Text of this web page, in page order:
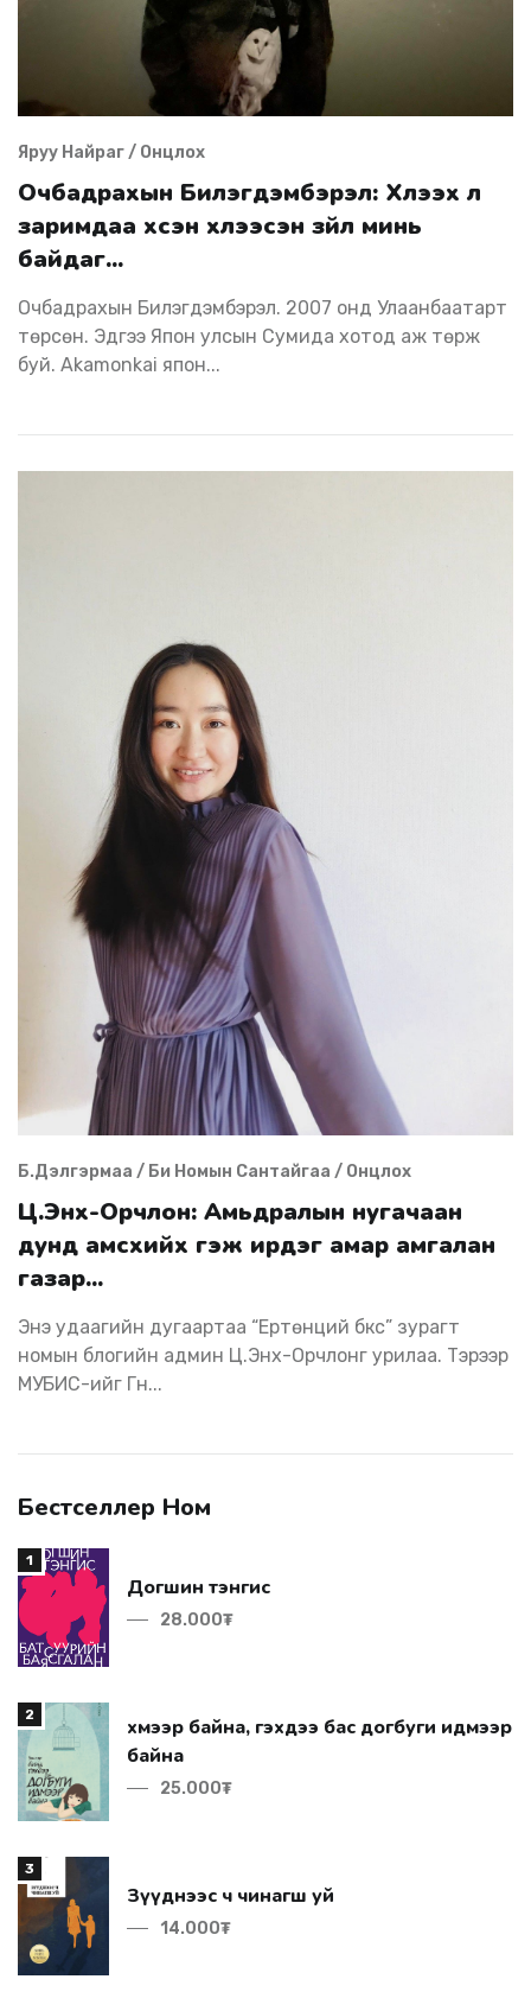
Яруу Найраг / Онцлох
Очбадрахын Билэгдэмбэрэл: Хүлээх л
заримдаа хүсэн хүлээсэн зүйл минь
байдаг...
Очбадрахын Билэгдэмбэрэл. 2007 онд Улаанбаатарт
төрсөн. Эдүгээ Япон улсын Сумида хотод аж төрж
буй. Akamonkai япон...
Б.Дэлгэрмаа / Би Номын Сантайгаа / Онцлох
Ц.Энх-Орчлон: Амьдралын нугачаан
дунд амсхийх гэж ирдэг амар амгалан
газар...
Энэ удаагийн дугаартаа “Ертөнций бүүкс” зурагт
номын блогийн админ Ц.Энх-Орчлонг урилаа. Тэрээр
МУБИС-ийг Гүн...
Бестселлер Ном
1
Догшин тэнгис
28.000₮
2
байна
25.000₮
3
Зүүднээс ч чинагш уй
14.000₮